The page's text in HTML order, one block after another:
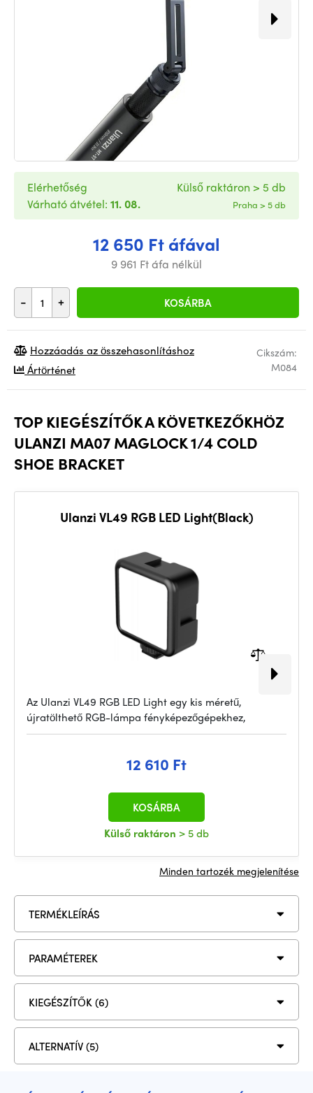
12 650 Ft áfával
9 961 Ft áfa nélkül
- + KOSÁRBA
Elérhetőség
Várható átvétel: 11. 08.
Külső raktáron > 5 db
Praha > 5 db
Cikszám:
M084
Hozzáadás az összehasonlításhoz
Ártörténet
TOP KIEGÉSZÍTŐK A KÖVETKEZŐKHÖZ
ULANZI MA07 MAGLOCK 1/4 COLD
SHOE BRACKET
Ulanzi VL49 RGB LED Light(Black)
Az Ulanzi VL49 RGB LED Light egy kis méretű,
újratölthető RGB-lámpa fényképezőgépekhez,
12 610 Ft
Külső raktáron > 5 db
KOSÁRBA
Minden tartozék megjelenítése
TERMÉKLEÍRÁS
PARAMÉTEREK
KIEGÉSZÍTŐK (6)
ALTERNATÍV (5)